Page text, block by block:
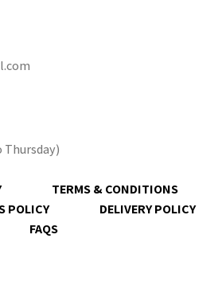
Thursday)
TERMS & CONDITIONS
POLICY
DELIVERY POLICY
FAQS